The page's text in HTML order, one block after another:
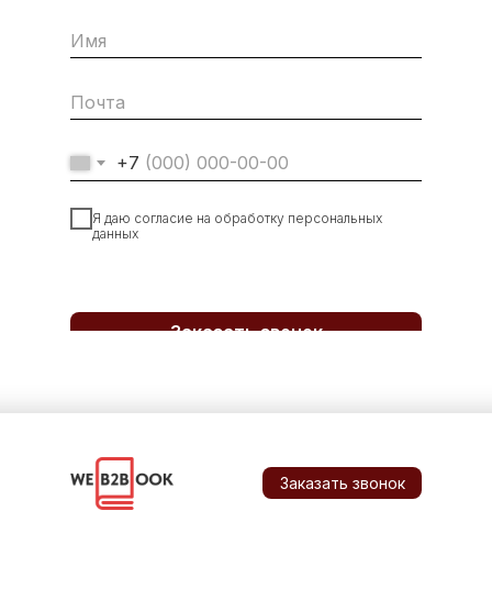
+7
Я даю согласие на обработку персональных
данных
Заказать звонок
Заказать звонок